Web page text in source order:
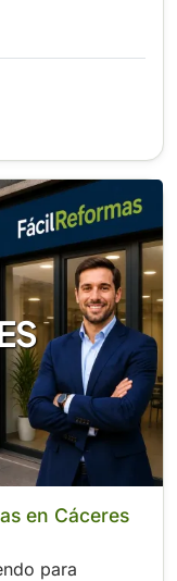
en Cáceres
para